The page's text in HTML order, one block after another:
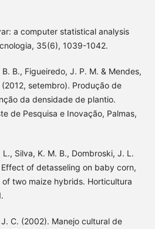
a computer statistical analysis
35(6), 1039-1042.
B., Figueiredo, J. P. M. & Mendes,
(2012, setembro). Produção de
da densidade de plantio.
de Pesquisa e Inovação, Palmas,
Silva, K. M. B., Dombroski, J. L.
Effect of detasseling on baby corn,
two maize hybrids. Horticultura
C. (2002). Manejo cultural de